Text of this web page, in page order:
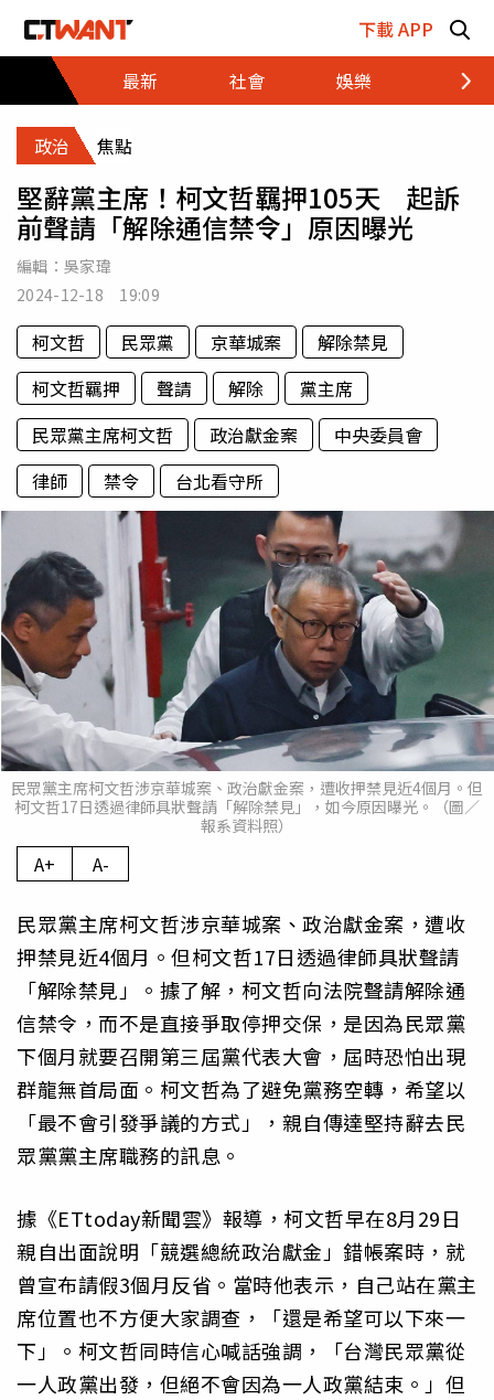
下載 APP
最新
社會 娛樂 財經
政治 焦點
堅辭黨主席！柯文哲羈押105天 起訴
前聲請「解除通信禁令」原因曝光
編輯： 吳家瑋
2024-12-18 19:09
柯文哲 民眾黨 京華城案
解除禁見
柯文哲羈押
聲請 解除
黨主席
民眾黨主席柯文哲
政治獻金案
中央委員會
律師
禁令 台北看守所
民眾黨主席柯文哲涉京華城案、政治獻金案，遭收押禁見近4個月。但
柯文哲17日透過律師具狀聲請「解除禁見」，如今原因曝光。（圖／
報系資料照）
A+ A-
民眾黨主席柯文哲涉京華城案、政治獻金案，遭收
押禁見近4個月。但柯文哲17日透過律師具狀聲請
「解除禁見」。據了解，柯文哲向法院聲請解除通
信禁令，而不是直接爭取停押交保，是因為民眾黨
下個月就要召開第三屆黨代表大會，屆時恐怕出現
群龍無首局面。柯文哲為了避免黨務空轉，希望以
「最不會引發爭議的方式」，親自傳達堅持辭去民
眾黨黨主席職務的訊息。
據《ETtoday新聞雲》報導，柯文哲早在8月29日
親自出面說明「競選總統政治獻金」錯帳案時，就
曾宣布請假3個月反省。當時他表示，自己站在黨主
席位置也不方便大家調查，「還是希望可以下來一
下」。柯文哲同時信心喊話強調，「台灣民眾黨從
一人政黨出發，但絕不會因為一人政黨結束。」但